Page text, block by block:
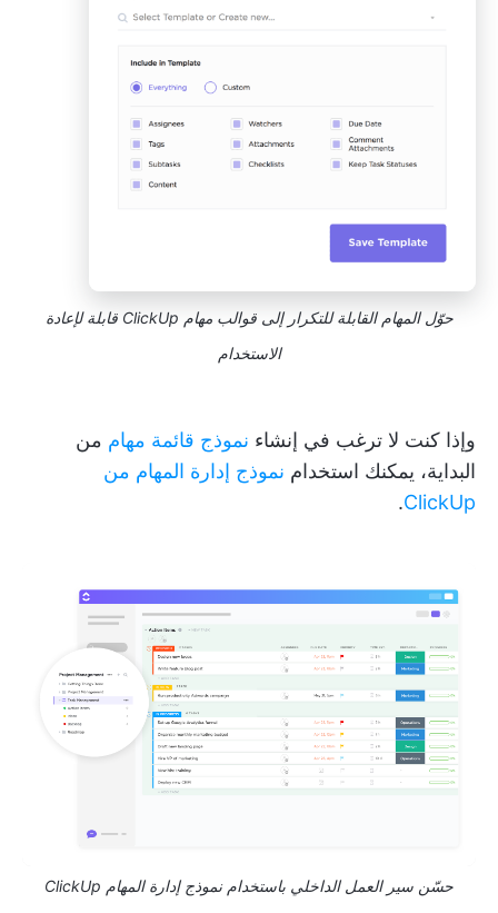
حوّل المهام القابلة للتكرار إلى قوالب مهام ClickUp قابلة لإعادة
الاستخدام
وإذا كنت لا ترغب في إنشاء نموذج قائمة مهام من
البداية، يمكنك استخدام نموذج إدارة المهام من
ClickUp
.
حسّن سير العمل الداخلي باستخدام نموذج إدارة المهام ClickUp